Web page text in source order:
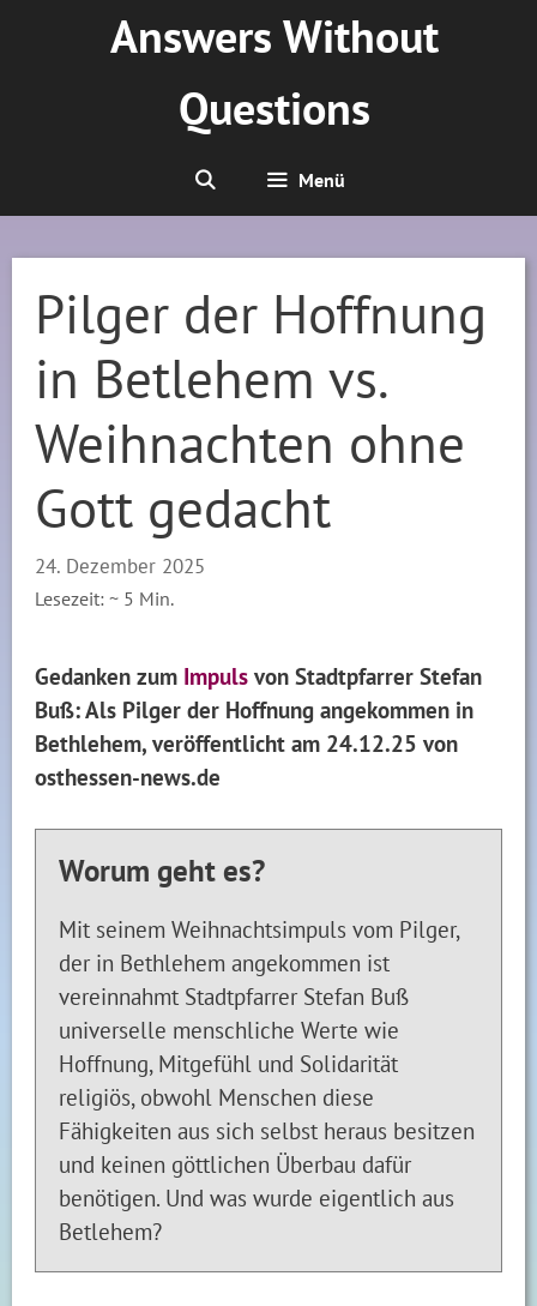
Answers Without
Questions
Menü
Pilger der Hoffnung
in Betlehem vs.
Weihnachten ohne
Gott gedacht
24. Dezember 2025
Lesezeit: ~ 5 Min.
Gedanken zum Impuls von Stadtpfarrer Stefan
Buß: Als Pilger der Hoffnung angekommen in
Bethlehem, veröffentlicht am 24.12.25 von
osthessen-news.de
Worum geht es?
Mit seinem Weihnachtsimpuls vom Pilger,
der in Bethlehem angekommen ist
vereinnahmt Stadtpfarrer Stefan Buß
universelle menschliche Werte wie
Hoffnung, Mitgefühl und Solidarität
religiös, obwohl Menschen diese
Fähigkeiten aus sich selbst heraus besitzen
und keinen göttlichen Überbau dafür
benötigen. Und was wurde eigentlich aus
Betlehem?